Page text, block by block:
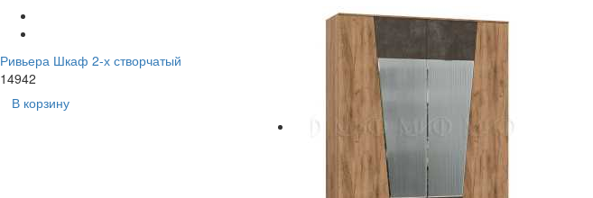
Ривьера Шкаф 2-х створчатый
14942
В корзину